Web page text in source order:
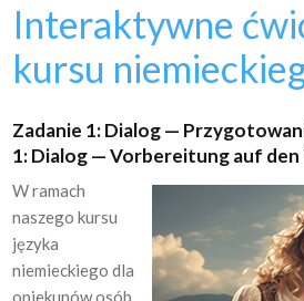
Interaktywne
kursu
Zadanie 1: Dialog —
1: Dialog — Vorbereitung auf den
W ramach
naszego kursu
języka
niemieckiego dla
opiekunów osób